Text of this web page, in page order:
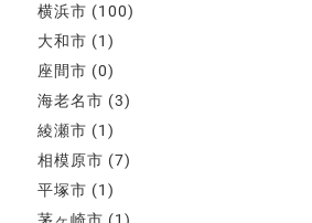
横浜市 (100)
大和市 (1)
座間市 (0)
海老名市 (3)
綾瀬市 (1)
相模原市 (7)
平塚市 (1)